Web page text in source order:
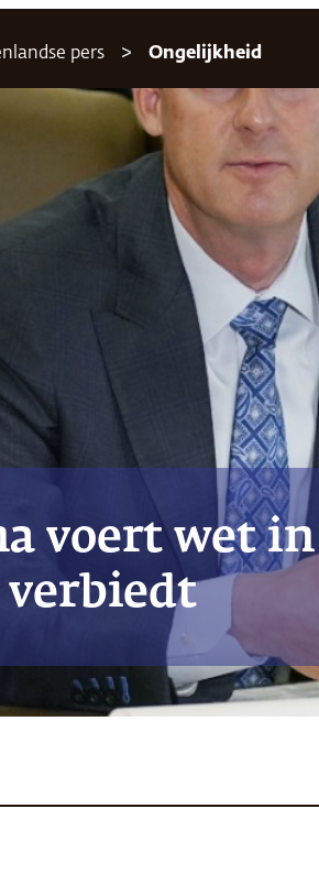
pers Ongelijkheid
voert wet